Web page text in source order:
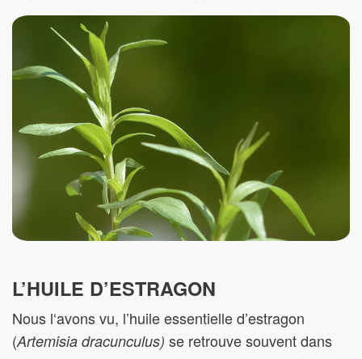
L’HUILE D’ESTRAGON
Nous l‘avons vu, l’huile essentielle d’estragon
(Artemisia dracunculus) se retrouve souvent dans